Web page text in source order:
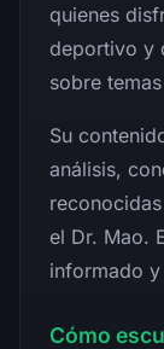
quienes
deportivo y
sobre
Su
análisis,
el Dr. Mao.
informado
Cómo